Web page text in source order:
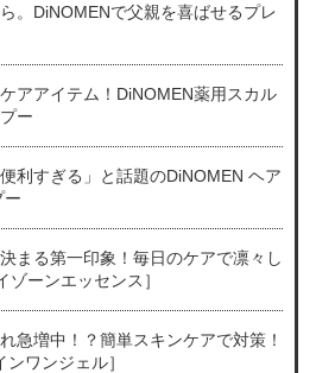
。DiNOMENで父親を喜ばせるプレ
アアイテム！DiNOMEN薬用スカル
ー
利すぎる」と話題のDiNOMEN ヘア
ー
まる第一印象！毎日のケアで凛々し
ーンエッセンス］
急増中！？簡単スキンケアで対策！
ンワンジェル］